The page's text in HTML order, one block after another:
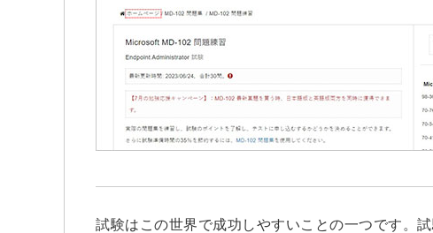
試験はこの世界で成功しやすいことの一つです。